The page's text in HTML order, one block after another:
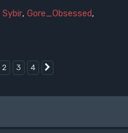
Sybir, Gore_Obsessed,
2 3 4